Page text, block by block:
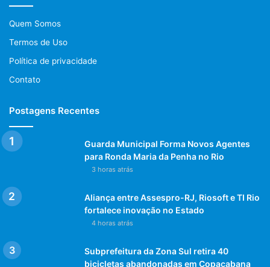
Quem Somos
Termos de Uso
Política de privacidade
Contato
Postagens Recentes
Guarda Municipal Forma Novos Agentes
para Ronda Maria da Penha no Rio
3 horas atrás
Aliança entre Assespro-RJ, Riosoft e TI Rio
fortalece inovação no Estado
4 horas atrás
Subprefeitura da Zona Sul retira 40
bicicletas abandonadas em Copacabana